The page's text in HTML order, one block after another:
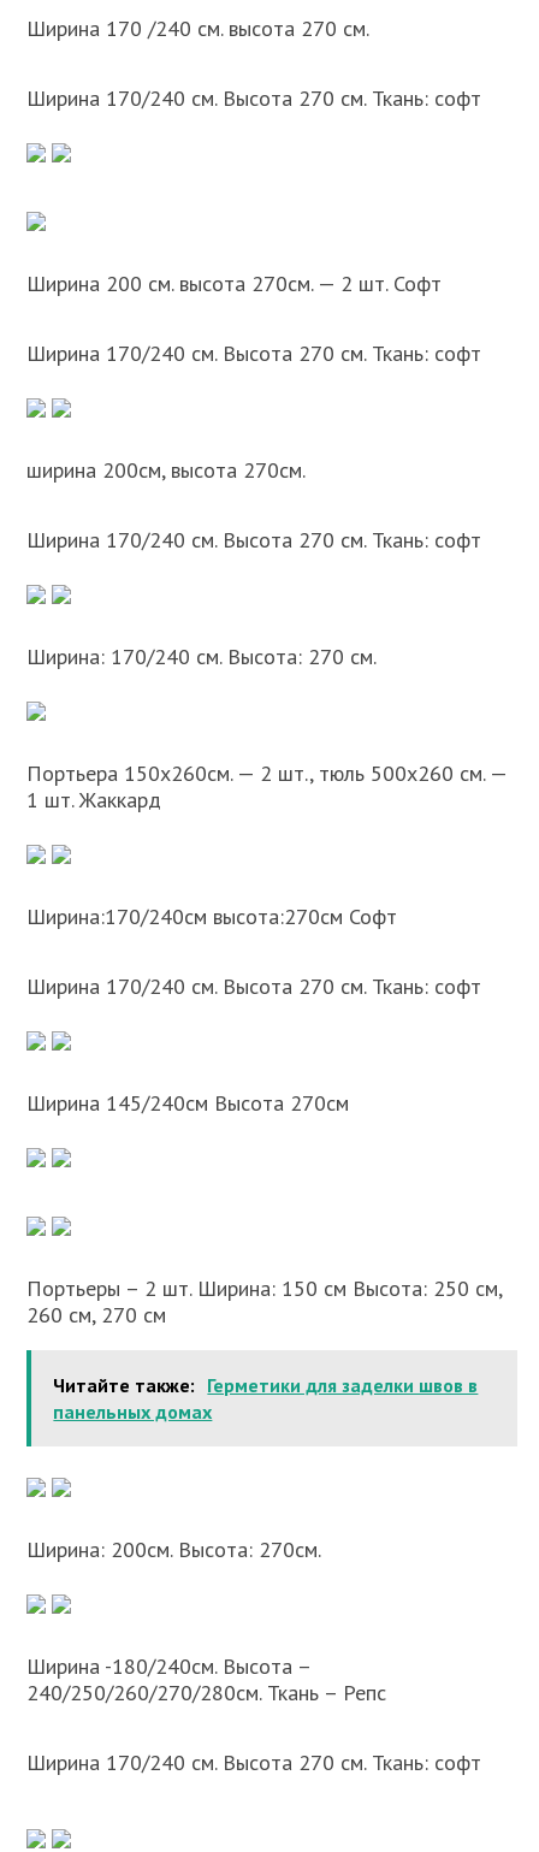
Ширина 170 /240 см. высота 270 см.
Ширина 170/240 см. Высота 270 см. Ткань: софт
Ширина 200 см. высота 270см. — 2 шт. Софт
Ширина 170/240 см. Высота 270 см. Ткань: софт
ширина 200см, высота 270см.
Ширина 170/240 см. Высота 270 см. Ткань: софт
Ширина: 170/240 см. Высота: 270 см.
Портьера 150х260см. — 2 шт., тюль 500х260 см. —
1 шт. Жаккард
Ширина:170/240см высота:270см Софт
Ширина 170/240 см. Высота 270 см. Ткань: софт
Ширина 145/240см Высота 270см
Портьеры – 2 шт. Ширина: 150 см Высота: 250 см,
260 см, 270 см
Читайте также: Герметики для заделки швов в
панельных домах
Ширина: 200см. Высота: 270см.
Ширина -180/240см. Высота –
240/250/260/270/280см. Ткань – Репс
Ширина 170/240 см. Высота 270 см. Ткань: софт